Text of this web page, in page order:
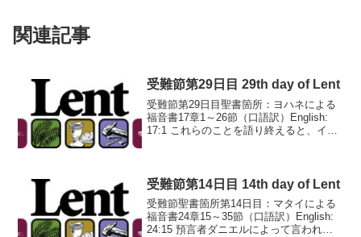
関連記事
受難節第29日目 29th day of Lent
受難節第29日目聖書箇所：ヨハネによる
福音書17章1～26節（口語訳）English:
17:1 これらのことを語り終えると、イエ
て...
受難節第14日目 14th day of Lent
受難節聖書箇所第14日目：マタイによる
福音書24章15～35節（口語訳）English:
24:15 預言者ダニエルによって言われた